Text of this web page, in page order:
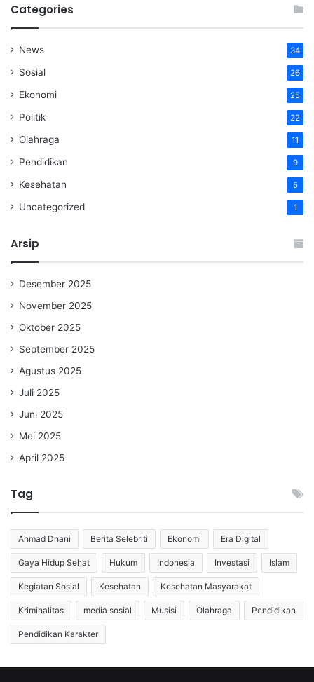
Categories
News 34
Sosial 26
Ekonomi 25
Politik 22
Olahraga 11
Pendidikan 9
Kesehatan 5
Uncategorized 1
Arsip
Desember 2025
November 2025
Oktober 2025
September 2025
Agustus 2025
Juli 2025
Juni 2025
Mei 2025
April 2025
Tag
Ahmad Dhani Berita Selebriti Ekonomi Era Digital
Gaya Hidup Sehat Hukum Indonesia Investasi Islam
Kegiatan Sosial Kesehatan Kesehatan Masyarakat
Kriminalitas media sosial Musisi Olahraga Pendidikan
Pendidikan Karakter